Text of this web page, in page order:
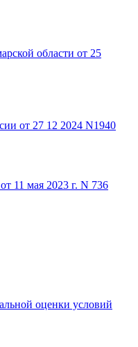
области от 25
от 27 12 2024 N1940
11 мая 2023 г. N 736
оценки условий